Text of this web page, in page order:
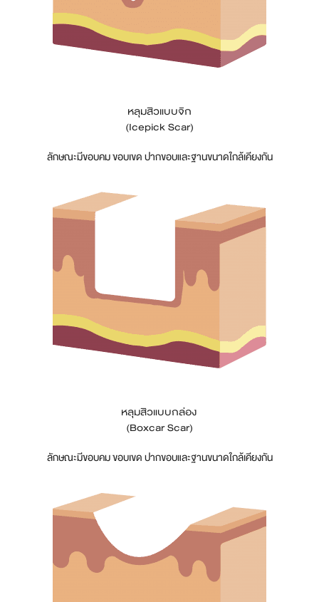
หลุมสิวแบบจิก
(Icepick Scar)
ลักษณะมีขอบคม ขอบเขด ปากขอบและฐานขนาดใกล้เคียงกัน
หลุมสิวแบบกล่อง
(Boxcar Scar)
ลักษณะมีขอบคม ขอบเขด ปากขอบและฐานขนาดใกล้เคียงกัน